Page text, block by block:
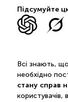
Підсумуйте
Всі знають,
необхідно
стану справ
користувачів,